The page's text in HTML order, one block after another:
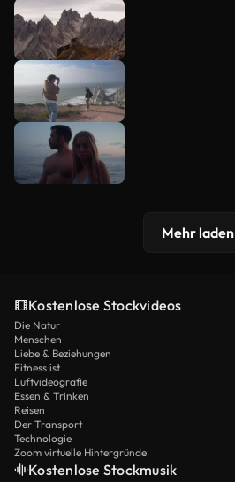
Mehr laden
Kostenlose Stockvideos
Die Natur
Menschen
Liebe & Beziehungen
Fitness ist
Luftvideografie
Essen & Trinken
Reisen
Der Transport
Technologie
Zoom virtuelle Hintergründe
Kostenlose Stockmusik